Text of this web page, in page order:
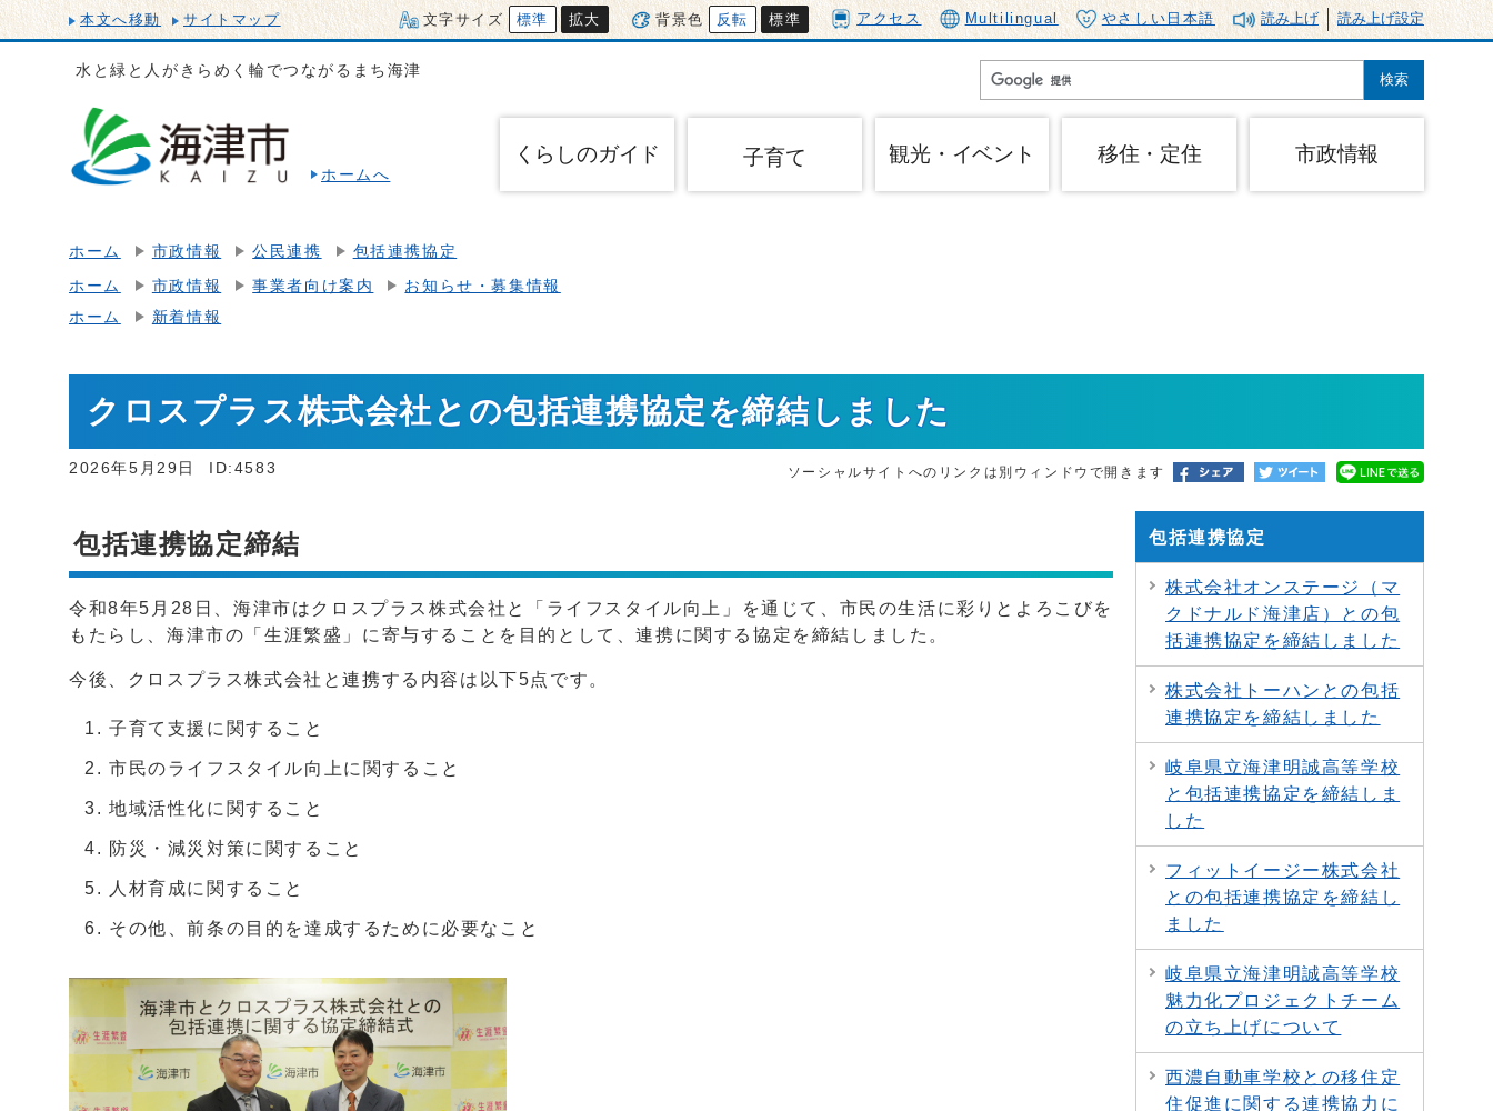
本文へ移動 サイトマップ 文字サイズ 標準 拡大 背景色 反転 標準 アクセス Multilingual やさしい日本語 読み上げ 読み上げ設定
水と緑と人がきらめく輪でつながるまち海津
ホームへ
くらしのガイド 子育て 観光・イベント 移住・定住 市政情報
ホーム 市政情報 公民連携 包括連携協定
ホーム 市政情報 事業者向け案内
お知らせ・募集情報
ホーム
新着情報
クロスプラス株式会社との包括連携協定を締結しました
2026年5月29日 ID:4583 ソーシャルサイトへのリンクは別ウィンドウで開きます
包括連携協定締結
令和8年5月28日、海津市はクロスプラス株式会社と「ライフスタイル向上」を通じて、市民の生活に彩りとよろこびを
もたらし、海津市の「生涯繁盛」に寄与することを目的として、連携に関する協定を締結しました。
今後、クロスプラス株式会社と連携する内容は以下5点です。
子育て支援に関すること
市民のライフスタイル向上に関すること
地域活性化に関すること
防災・減災対策に関すること
人材育成に関すること
その他、前条の目的を達成するために必要なこと
包括連携協定
株式会社オンステージ（マ
クドナルド海津店）との包
括連携協定を締結しました
株式会社トーハンとの包括
連携協定を締結しました
岐阜県立海津明誠高等学校
と包括連携協定を締結しま
した
フィットイージー株式会社
との包括連携協定を締結し
ました
岐阜県立海津明誠高等学校
魅力化プロジェクトチーム
の立ち上げについて
西濃自動車学校との移住定
住促進に関する連携協力に